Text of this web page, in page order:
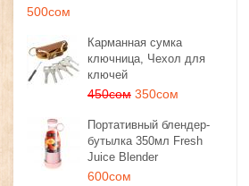
500сом
Карманная сумка
ключница, Чехол для
ключей
450сом 350сом
Портативный блендер-
бутылка 350мл Fresh
Juice Blender
600сом